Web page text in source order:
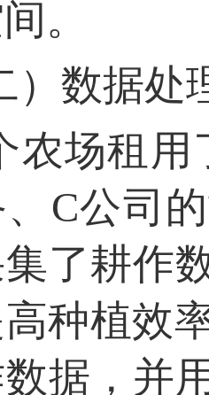
。
）数据
农场租
C公司
了耕作
种植效
据，并